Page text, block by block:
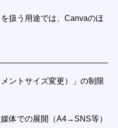
扱う用途では、Canvaのほ
ントサイズ変更）」の制限
体での展開（A4→SNS等）